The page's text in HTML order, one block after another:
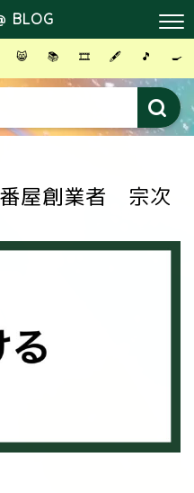
BLOG
😸 📚 🎞 🖋 🎵 🍳
番屋創業者 宗次